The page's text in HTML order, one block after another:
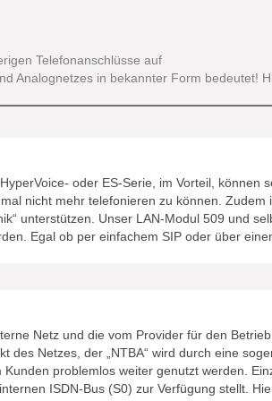
Telefonanschlüsse auf
Analognetzes in bekannter Form bedeutet!
oder ES-Serie, im Vorteil, können
nicht mehr telefonieren zu können.
unterstützen. Unser LAN-Modul 509 und
Egal ob per einfachem SIP oder über
Netz und die vom Provider für den
Netzes, der „NTBA“ wird durch eine
problemlos weiter genutzt werden.
ISDN-Bus (S0) zur Verfügung stellt.